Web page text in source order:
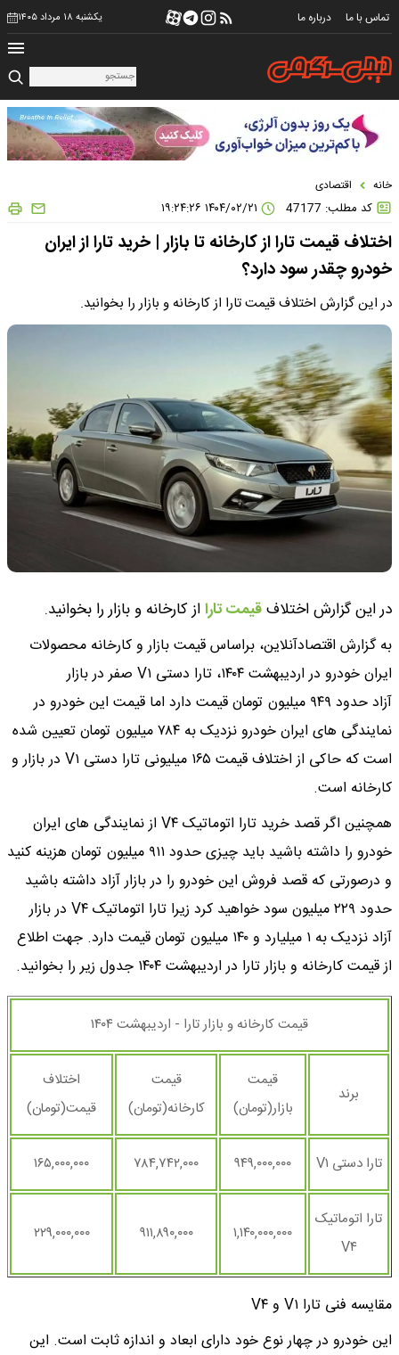
تماس با ما درباره ما یکشنبه ۱۸ مرداد ۱۴۰۵
خانه اقتصادی
کد مطلب: 47177
اختلاف قیمت تارا از کارخانه تا بازار | خرید تارا از ایران
خودرو چقدر سود دارد؟
در این گزارش اختلاف قیمت تارا از کارخانه و بازار را بخوانید.
در این گزارش اختلافقیمت تارااز کارخانه و بازار را بخوانید.
به گزارش اقتصادآنلاین، براساس قیمت بازار و کارخانه محصولات
ایران خودرو در اردیبهشت ۱۴۰۴، تارا دستی V۱ صفر در بازار
آزاد حدود ۹۴۹ میلیون تومان قیمت دارد اما قیمت این خودرو در
نمایندگی های ایران خودرو نزدیک به ۷۸۴ میلیون تومان تعیین شده
است که حاکی از اختلاف قیمت ۱۶۵ میلیونی تارا دستی V۱ در بازار و
کارخانه است.
همچنین اگر قصد خرید تارا اتوماتیک V۴ از نمایندگی های ایران
خودرو را داشته باشید باید چیزی حدود ۹۱۱ میلیون تومان هزینه کنید
و درصورتی که قصد فروش این خودرو را در بازار آزاد داشته باشید
حدود ۲۲۹ میلیون سود خواهید کرد زیرا تارا اتوماتیک V۴ در بازار
آزاد نزدیک به ۱ میلیارد و ۱۴۰ میلیون تومان قیمت دارد. جهت اطلاع
از قیمت کارخانه و بازار تارا در اردیبهشت ۱۴۰۴ جدول زیر را بخوانید.
قیمت کارخانه و بازار تارا - اردیبهشت ۱۴۰۴
برند
قیمت
بازار(تومان)
قیمت
کارخانه(تومان)
اختلاف
قیمت(تومان)
تارا دستی V۱ ۹۴۹,۰۰۰,۰۰۰ ۷۸۴,۷۴۲,۰۰۰ ۱۶۵,۰۰۰,۰۰۰
تارا اتوماتیک
V۴
۱,۱۴۰,۰۰۰,۰۰۰ ۹۱۱,۸۹۰,۰۰۰ ۲۲۹,۰۰۰,۰۰۰
مقایسه فنی تارا V۱ و V۴
این خودرو در چهار نوع خود دارای ابعاد و اندازه ثابت است. این